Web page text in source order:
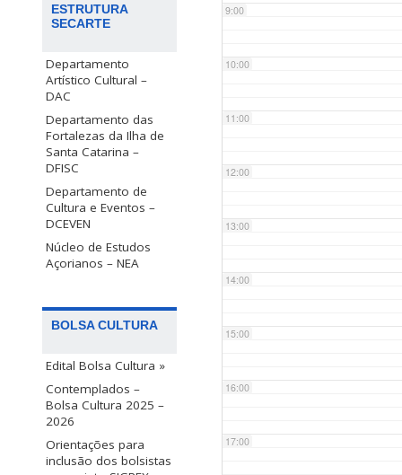
ESTRUTURA
SECARTE
Departamento
Artístico Cultural –
DAC
Departamento das
Fortalezas da Ilha de
Santa Catarina –
DFISC
Departamento de
Cultura e Eventos –
DCEVEN
Núcleo de Estudos
Açorianos – NEA
BOLSA CULTURA
Edital Bolsa Cultura »
Contemplados –
Bolsa Cultura 2025 –
2026
Orientações para
inclusão dos bolsistas
9:00
10:00
11:00
12:00
13:00
14:00
15:00
16:00
17:00